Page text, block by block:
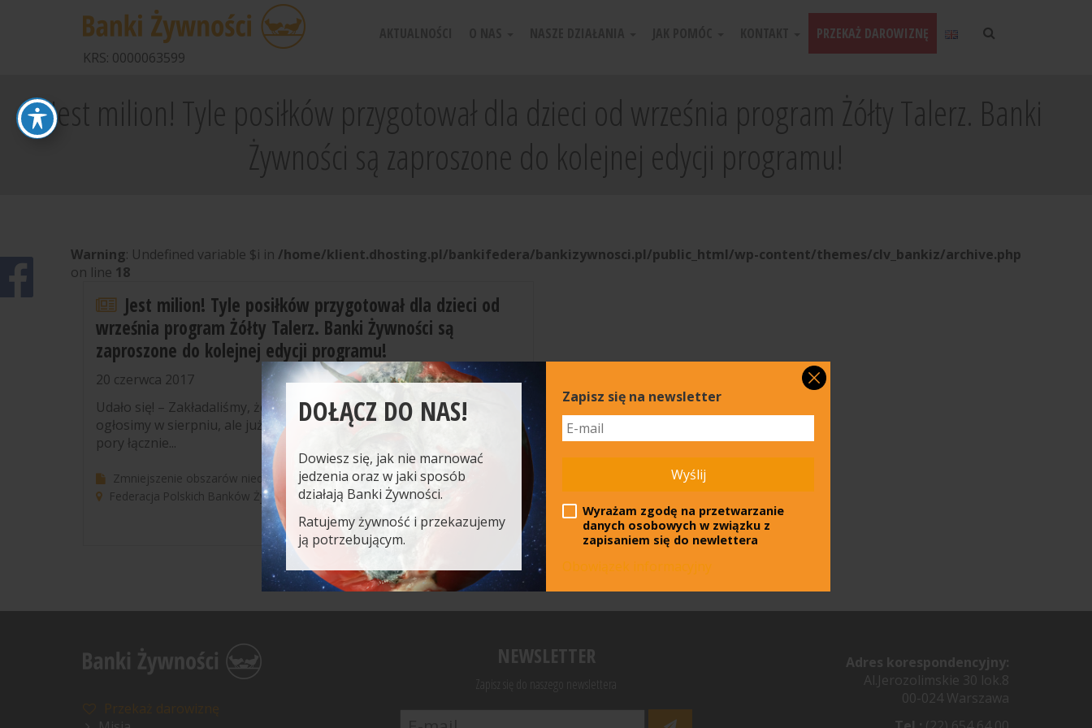
KRS: 0000063599
PRZEKAŻ DAROWIZNĘ
Jest milion! Tyle posiłków przygotował dla dzieci od września program Żółty Talerz. Banki
Żywności są zaproszone do kolejnej edycji programu!
Warning: Undefined variable $i in /home/klient.dhosting.pl/bankifedera/bankizywnosci.pl/public_html/wp-content/themes/clv_bankiz/archive.php
on line 18
Jest milion! Tyle posiłków przygotował dla dzieci od
września program Żółty Talerz. Banki Żywności są
zaproszone do kolejnej edycji programu!
20 czerwca 2017
Udało się! – Zakładaliśmy, że milion wydanych dzieciom posiłków
ogłosimy w sierpniu, ale już wiemy, że nasi podopieczni zjedli do tej
pory łącznie...
Zmniejszenie obszarów niedożywienia
Federacja Polskich Banków Żywności
Żółty Talerz
czytaj dalej
NEWSLETTER
Zapisz się do naszego newslettera
Adres korespondencyjny:
Al.Jerozolimskie 30 lok.8
00-024 Warszawa
DOŁĄCZ DO NAS!
Dowiesz się, jak nie marnować
jedzenia oraz w jaki sposób
działają Banki Żywności.
Ratujemy żywność i przekazujemy
ją potrzebującym.
Zapisz się na newsletter
Wyślij
Wyrażam zgodę na przetwarzanie
danych osobowych w związku z
zapisaniem się do newlettera
Obowiązek informacyjny